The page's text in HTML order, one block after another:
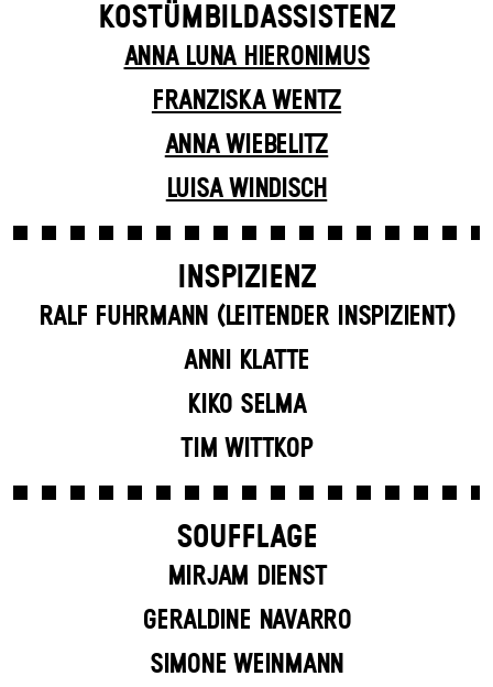
KOSTÜMBILDASSISTENZ
ANNA LUNA HIERONIMUS
FRANZISKA WENTZ
ANNA WIEBELITZ
LUISA WINDISCH
INSPIZIENZ
RALF FUHRMANN (LEITENDER INSPIZIENT)
ANNI KLATTE
KIKO SELMA
TIM WITTKOP
SOUFFLAGE
MIRJAM DIENST
GERALDINE NAVARRO
SIMONE WEINMANN